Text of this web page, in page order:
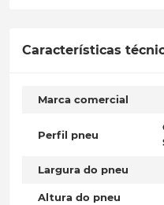
Características
Marca comercial
Perfil pneu
Largura do pneu
Altura do pneu